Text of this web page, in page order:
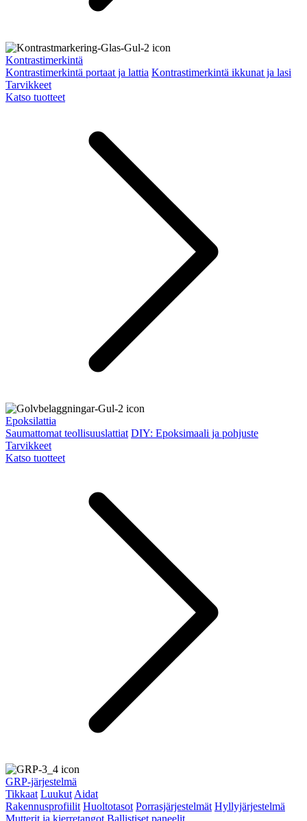
Kontrastimerkintä
Kontrastimerkintä portaat ja lattia Kontrastimerkintä ikkunat ja lasi
Tarvikkeet
Katso tuotteet
Epoksilattia
Saumattomat teollisuuslattiat DIY: Epoksimaali ja pohjuste
Tarvikkeet
Katso tuotteet
GRP-järjestelmä
Tikkaat Luukut Aidat
Rakennusprofiilit Huoltotasot Porrasjärjestelmät Hyllyjärjestelmä